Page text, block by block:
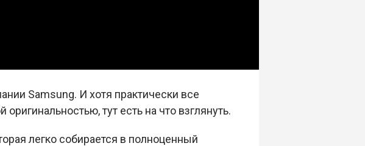
Samsung. И хотя практически все
тут есть на что взглянуть.
легко собирается в полноценный